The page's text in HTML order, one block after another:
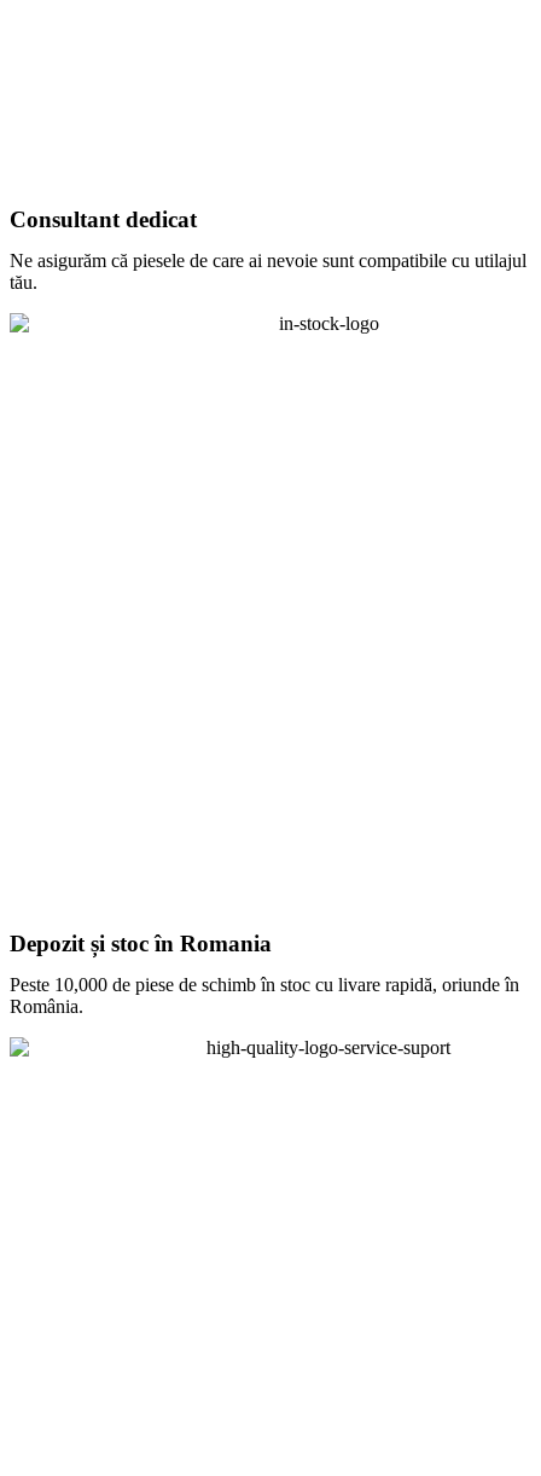
Consultant dedicat
Ne asigurăm că piesele de care ai nevoie sunt compatibile cu utilajul
tău.
Depozit și stoc în Romania
Peste 10,000 de piese de schimb în stoc cu livare rapidă, oriunde în
România.